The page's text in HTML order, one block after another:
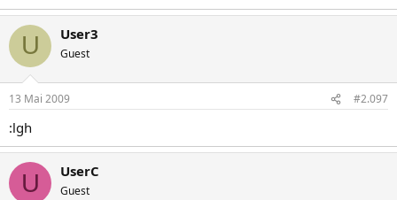
U User3
Guest
13 Mai 2009 #2.097
:lgh
U UserC
Guest